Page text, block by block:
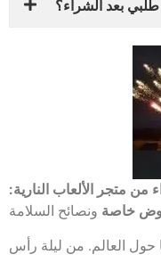
طلبي بعد الشراء؟
من متجر الألعاب النارية:
خاصة ونصائح السلامة
حول العالم. من ليلة رأس